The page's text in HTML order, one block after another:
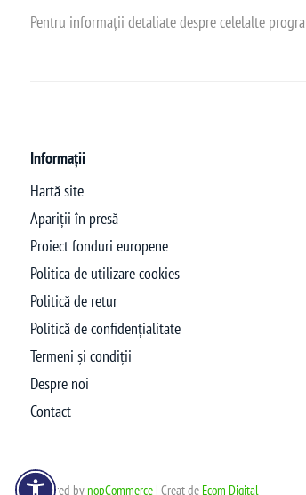
Pentru informații detaliate despre celelalte
Informații
Hartă site
Apariții în presă
Proiect fonduri europene
Politica de utilizare cookies
Politică de retur
Politică de confidențialitate
Termeni și condiții
Despre noi
Contact
Powered bynopCommerce| Creat de Ecom Digital